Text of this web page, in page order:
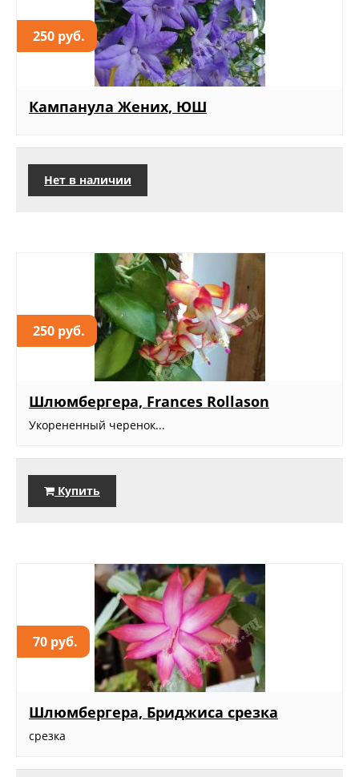
250 руб.
Кампанула Жених, ЮШ
Нет в наличии
250 руб.
Шлюмбергера, Frances Rollason
Укорененный черенок...
Купить
70 руб.
Шлюмбергера, Бриджиса срезка
срезка